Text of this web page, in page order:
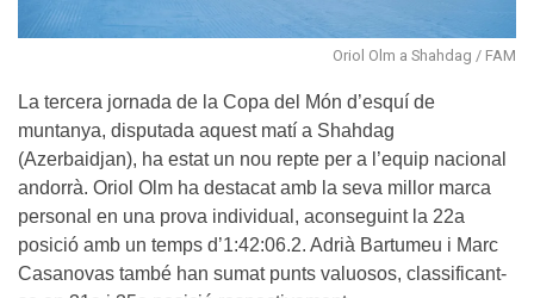
Oriol Olm a Shahdag / FAM
La tercera jornada de la Copa del Món d’esquí de
muntanya, disputada aquest matí a Shahdag
(Azerbaidjan), ha estat un nou repte per a l’equip nacional
andorrà. Oriol Olm ha destacat amb la seva millor marca
personal en una prova individual, aconseguint la 22a
posició amb un temps d’1:42:06.2. Adrià Bartumeu i Marc
Casanovas també han sumat punts valuosos, classificant-